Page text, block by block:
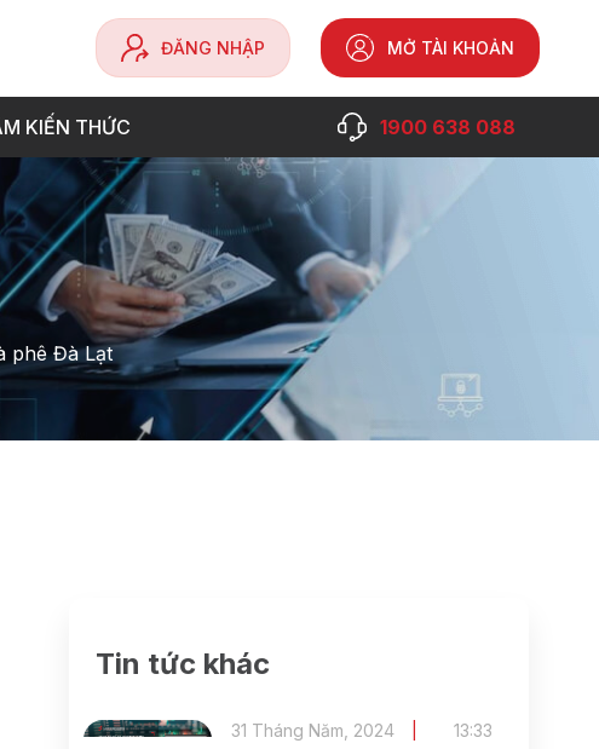
ĐĂNG NHẬP MỞ TÀI KHOẢN
KIẾN THỨC 1900 638 088
phê Đà Lạt
Tin tức khác
31 Tháng Năm, 2024 13:33